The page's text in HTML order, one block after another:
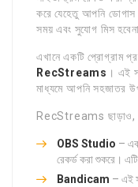
করে যেহেতু আপনি
সময় এবং সুযোগ মিস
এখানে একটি প্রোগ্রাম
RecStreams । এই
মাধ্যমে আপনি সহজাতর
RecStreams ছাড়াও,
OBS Studio –
রেকর্ড করা শুকরে।
Bandicam – এই